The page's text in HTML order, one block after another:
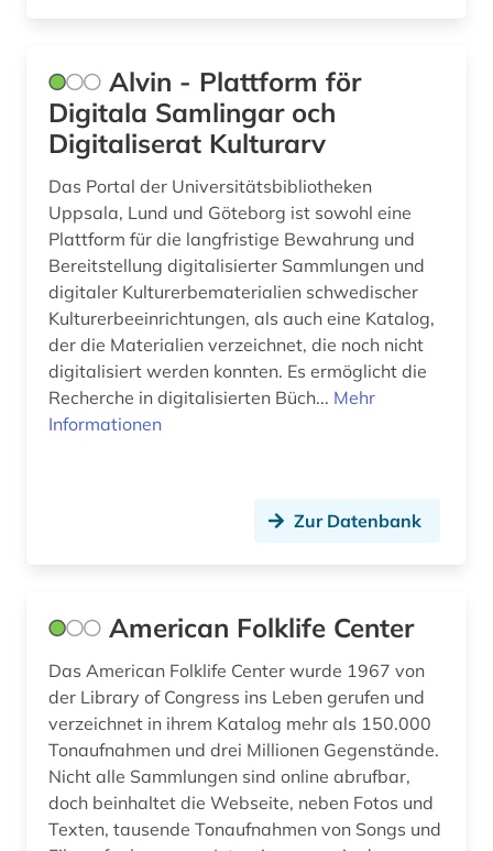
frauenbefreiung (1)
frauenforschung (2)
frescobaldi (1)
fux (1)
förderpreis für deutsche wissenschaftler im g.
w. leibniz-programm (1)
führer (2)
fürstenhaus (1)
gehörbildung (3)
geisteswissenschaften (20)
geistliches lied (1)
gelehrter (1)
gender studies (1)
Alvin - Plattform för
Digitala Samlingar och
Digitaliserat Kulturarv
Das Portal der Universitätsbibliotheken
Uppsala, Lund und Göteborg ist sowohl eine
Plattform für die langfristige Bewahrung und
Bereitstellung digitalisierter Sammlungen und
digitaler Kulturerbematerialien schwedischer
Kulturerbeeinrichtungen, als auch eine Katalog,
der die Materialien verzeichnet, die noch nicht
digitalisiert werden konnten. Es ermöglicht die
Recherche in digitalisierten Büch... Mehr
Informationen
Zur Datenbank
American Folklife Center
Das American Folklife Center wurde 1967 von
der Library of Congress ins Leben gerufen und
verzeichnet in ihrem Katalog mehr als 150.000
Tonaufnahmen und drei Millionen Gegenstände.
Nicht alle Sammlungen sind online abrufbar,
doch beinhaltet die Webseite, neben Fotos und
Texten, tausende Tonaufnahmen von Songs und